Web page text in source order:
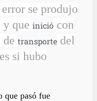
se produjo
y que iniciócon
de transportedel
si hubo
que pasó fue